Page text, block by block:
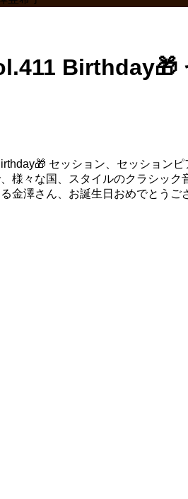
セッション、セッション
々な国、スタイルのクラシッ
澤さん、お誕生日おめでとう